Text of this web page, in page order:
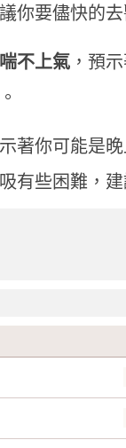
你要儘快的去
不上氣，預
著你可能是
有些困難，